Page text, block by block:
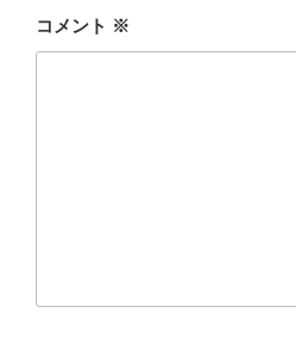
コメント ※